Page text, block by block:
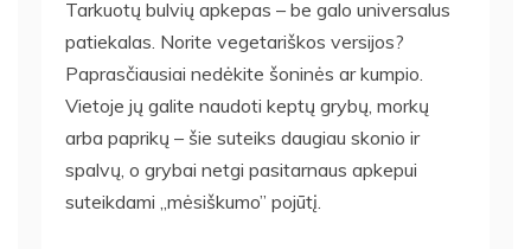
Tarkuotų bulvių apkepas – be galo universalus
patiekalas. Norite vegetariškos versijos?
Paprasčiausiai nedėkite šoninės ar kumpio.
Vietoje jų galite naudoti keptų grybų, morkų
arba paprikų – šie suteiks daugiau skonio ir
spalvų, o grybai netgi pasitarnaus apkepui
suteikdami „mėsiškumo” pojūtį.